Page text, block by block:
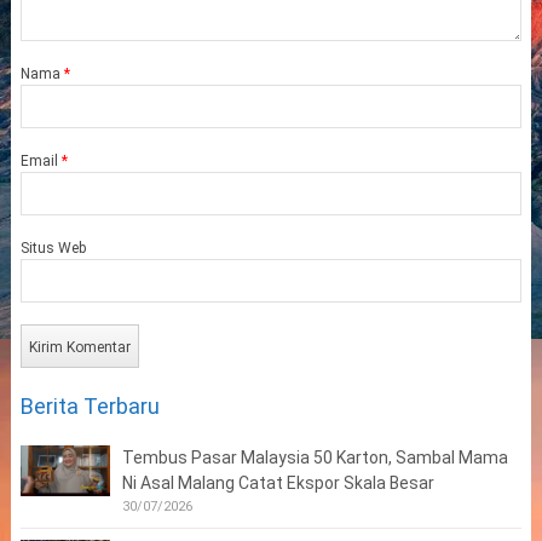
Nama *
Email *
Situs Web
Berita Terbaru
Tembus Pasar Malaysia 50 Karton, Sambal Mama
Ni Asal Malang Catat Ekspor Skala Besar
30/07/2026